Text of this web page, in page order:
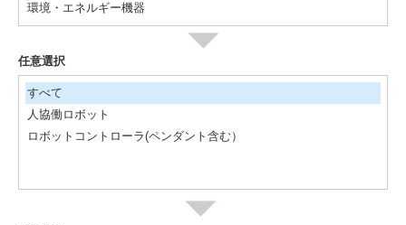
環境・エネルギー機器
任意選択
すべて
人協働ロボット
ロボットコントローラ(ペンダント含む）